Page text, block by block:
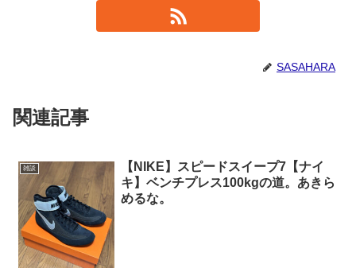
SASAHARA
関連記事
雑談
【NIKE】スピードスイープ7【ナイ
キ】ベンチプレス100kgの道。あきら
めるな。